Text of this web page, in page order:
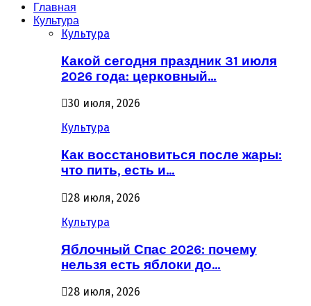
Главная
Культура
Культура
Какой сегодня праздник 31 июля
2026 года: церковный…
30 июля, 2026
Культура
Как восстановиться после жары:
что пить, есть и…
28 июля, 2026
Культура
Яблочный Спас 2026: почему
нельзя есть яблоки до…
28 июля, 2026